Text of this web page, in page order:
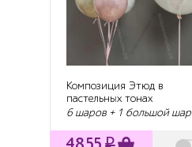
Композиция Этюд в
пастельных тонах
6 шаров + 1 большой шар